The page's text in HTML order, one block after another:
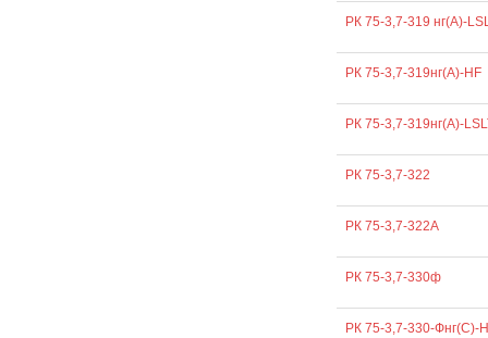
РК 75-3,7-319 нг(А)-
РК 75-3,7-319нг(А)-HF
РК 75-3,7-319нг(А)-
РК 75-3,7-322
РК 75-3,7-322А
РК 75-3,7-330ф
РК 75-3,7-330-Фнг(С)-